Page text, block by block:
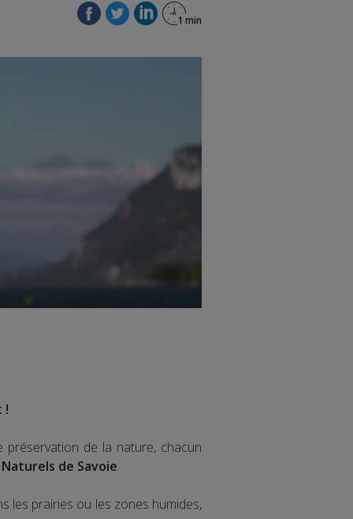
!
préservation de la nature, chacun
de Savoie.
les prairies ou les zones humides,